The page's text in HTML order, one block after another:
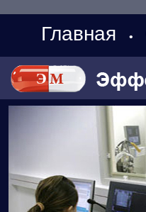
Главная •